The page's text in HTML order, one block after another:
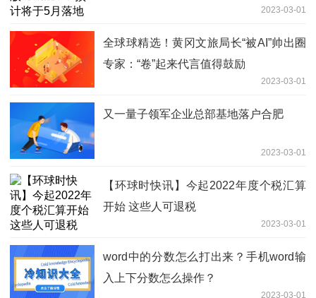
2023-03-01
全球球精选！黄冈文旅局长“被AI”帅出圈
专家：“卷”起来代言值得鼓励
2023-03-01
又一量子领军企业总部基地落户合肥
2023-03-01
【环球时快讯】今起2022年度个税汇算
开始 这些人可退税
2023-03-01
word中的分数怎么打出来？手机word输
入上下分数怎么操作？
2023-03-01